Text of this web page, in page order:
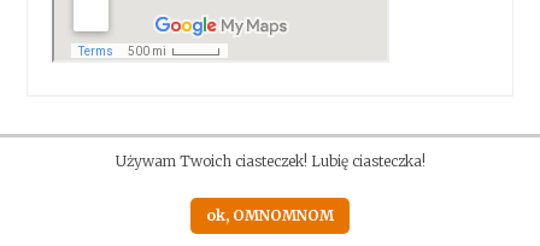
Proudly powered by WordPress|Theme: Anissa by
Używam Twoich ciasteczek! Lubię ciasteczka!
ok, OMNOMNOM